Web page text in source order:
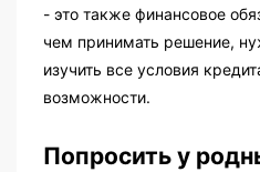
- это также финансовое
чем принимать решение,
изучить все условия
возможности.
Попросить у